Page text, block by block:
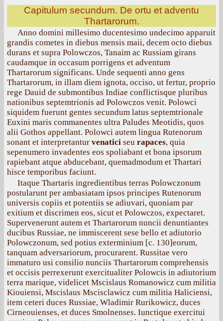
Capitulum secundum. De ortu et adventu
Thartarorum.
Anno domini millesimo ducentesimo undecimo apparuit
grandis cometes in diebus mensis maii, decem octo diebus
durans et supra Polowczos, Tanaim ac Russiam girans
caudamque in occasum porrigens et adventum
Thartarorum significans. Unde sequenti anno gens
Thartarorum, in illam diem ignota, occiso, ut fertur, proprio
rege Dauid de submontibus Indiae conflictisque pluribus
nationibus septemtrionis ad Polowczos venit. Polowci
siquidem fuerunt gentes secundum latus septemtrionale
Euxini maris commanentes ultra Paludes Meotidis, quos
alii Gothos appellant. Polowci autem lingua Rutenorum
sonant et interpretantur venatiсi seu rapaces, quia
sepenumero invadentes eos spoliabant et bona ipsorum
rapiebant atque abducebant, quemadmodum et Thartari
hisce temporibus faciunt.
Itaque Thartaris ingredientibus terras Polowczonum
postularunt per ambasiatam ipsos principes Rutenorum
universis copiis et potentiis se adiuvari, quoniam par
exitium et discrimen eos, sicut et Polowczos, expectaret.
Supervenerunt autem et Thartarorum nuncii denuntiantes
ducibus Russiae, ne immiscerent sese bello et adiutorio
Polowczonum, sed potius exterminium [с. 130]eorum,
tanquam adversariorum, procurarent. Russitae vero
immaturo usi consilio nunciis Thartarorum comprehensis
et occisis perrexerunt exercitualiter Polowcis in adiutorium
terra marique, videlicet Mscislaus Romanowicz cum militia
Kiouiensi, Mscislaus Mscisclawicz cum militia Haliciensi,
item ceteri duces Russiae, Wladimir Rurikowicz, duces
Cirneouienses, et duces Smolnenses. Iunctique exercitui